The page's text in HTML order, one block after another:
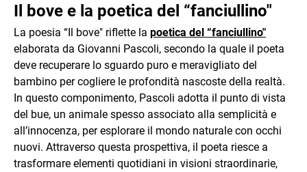
Il bove e la poetica del “fanciullino"
La poesia “Il bove" riflette la poetica del “fanciullino"
elaborata da Giovanni Pascoli, secondo la quale il poeta
deve recuperare lo sguardo puro e meravigliato del
bambino per cogliere le profondità nascoste della realtà.
In questo componimento, Pascoli adotta il punto di vista
del bue, un animale spesso associato alla semplicità e
all’innocenza, per esplorare il mondo naturale con occhi
nuovi. Attraverso questa prospettiva, il poeta riesce a
trasformare elementi quotidiani in visioni straordinarie,